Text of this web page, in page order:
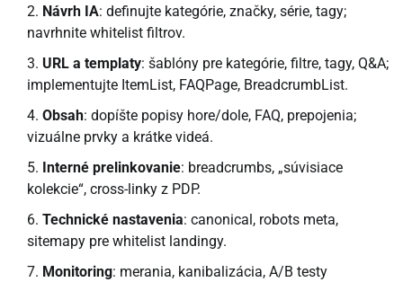
Návrh IA: definujte kategórie, značky, série, tagy;
navrhnite whitelist filtrov.
URL a templaty: šablóny pre kategórie, filtre, tagy, Q&A;
implementujte ItemList, FAQPage, BreadcrumbList.
Obsah: dopíšte popisy hore/dole, FAQ, prepojenia;
vizuálne prvky a krátke videá.
Interné prelinkovanie: breadcrumbs, „súvisiace
kolekcie“, cross-linky z PDP.
Technické nastavenia: canonical, robots meta,
sitemapy pre whitelist landingy.
Monitoring: merania, kanibalizácia, A/B testy